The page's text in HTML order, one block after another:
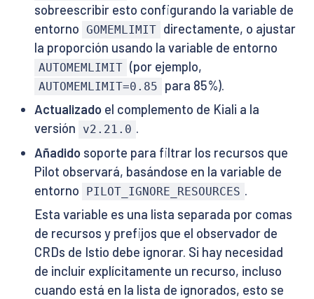
sobreescribir esto configurando la variable de
entorno GOMEMLIMIT directamente, o ajustar
la proporción usando la variable de entorno
AUTOMEMLIMIT (por ejemplo,
AUTOMEMLIMIT=0.85
para 85%).
Actualizadoel complemento de Kiali a la
versión
v2.21.0 .
Añadidosoporte para filtrar los recursos que
Pilot observará, basándose en la variable de
entorno
PILOT_IGNORE_RESOURCES .
Esta variable es una lista separada por comas
de recursos y prefijos que el observador de
CRDs de Istio debe ignorar. Si hay necesidad
de incluir explícitamente un recurso, incluso
cuando está en la lista de ignorados, esto se